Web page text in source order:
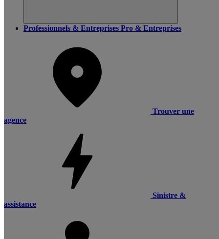
Professionnels & Entreprises Pro & Entreprises
Trouver une
agence
Sinistre &
assistance